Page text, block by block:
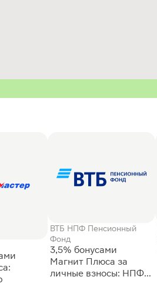
ВТБ НПФ Пенсионный
Фонд
3,5% бонусами
Магнит Плюса за
личные взносы: НПФ